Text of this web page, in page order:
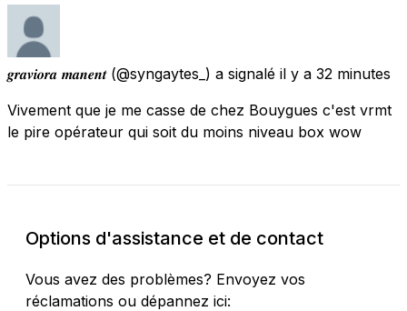
𝒈𝒓𝒂𝒗𝒊𝒐𝒓𝒂 𝒎𝒂𝒏𝒆𝒏𝒕 (@syngaytes_) a signalé il y a 32 minutes
Vivement que je me casse de chez Bouygues c'est vrmt
le pire opérateur qui soit du moins niveau box wow
Options d'assistance et de contact
Vous avez des problèmes? Envoyez vos
réclamations ou dépannez ici: